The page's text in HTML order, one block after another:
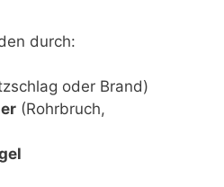
durch:
oder Brand)
(Rohrbruch,